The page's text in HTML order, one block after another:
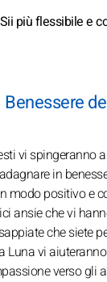
più flessibile e
Benessere
vi spingeranno
in
modo positivo e
ansie che vi
che siete
Luna vi
verso gli